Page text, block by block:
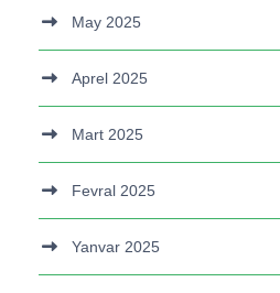
May 2025
Aprel 2025
Mart 2025
Fevral 2025
Yanvar 2025